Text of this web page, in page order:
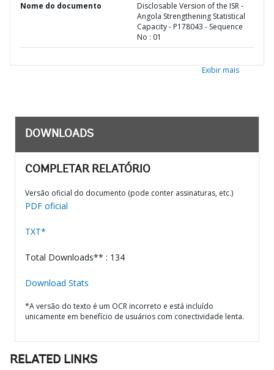
Nome do documento
Disclosable Version of the ISR -
Angola Strengthening Statistical
Capacity - P178043 - Sequence
No : 01
Exibir mais
DOWNLOADS
COMPLETAR RELATÓRIO
Versão oficial do documento (pode conter assinaturas, etc.)
PDF oficial
TXT*
Total Downloads** : 134
Download Stats
*A versão do texto é um OCR incorreto e está incluído
unicamente em benefício de usuários com conectividade lenta.
RELATED LINKS